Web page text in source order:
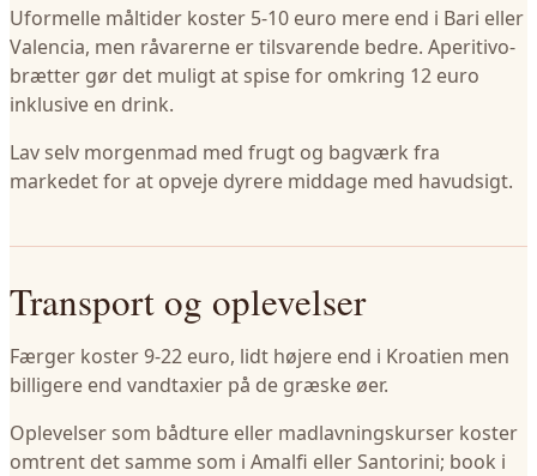
Uformelle måltider koster 5-10 euro mere end i Bari eller
Valencia, men råvarerne er tilsvarende bedre. Aperitivo-
brætter gør det muligt at spise for omkring 12 euro
inklusive en drink.
Lav selv morgenmad med frugt og bagværk fra
markedet for at opveje dyrere middage med havudsigt.
Transport og oplevelser
Færger koster 9-22 euro, lidt højere end i Kroatien men
billigere end vandtaxier på de græske øer.
Oplevelser som bådture eller madlavningskurser koster
omtrent det samme som i Amalfi eller Santorini; book i